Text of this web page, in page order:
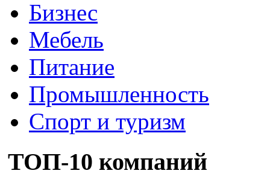
Бизнес
Мебель
Питание
Промышленность
Спорт и туризм
ТОП-10 компаний